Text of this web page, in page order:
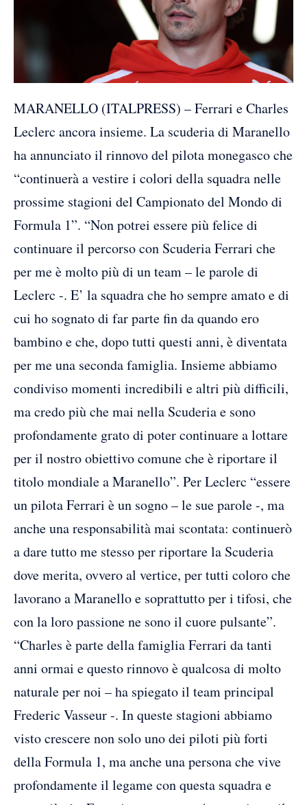
MARANELLO (ITALPRESS) – Ferrari e Charles
Leclerc ancora insieme. La scuderia di Maranello
ha annunciato il rinnovo del pilota monegasco che
“continuerà a vestire i colori della squadra nelle
prossime stagioni del Campionato del Mondo di
Formula 1”. “Non potrei essere più felice di
continuare il percorso con Scuderia Ferrari che
per me è molto più di un team – le parole di
Leclerc -. E’ la squadra che ho sempre amato e di
cui ho sognato di far parte fin da quando ero
bambino e che, dopo tutti questi anni, è diventata
per me una seconda famiglia. Insieme abbiamo
condiviso momenti incredibili e altri più difficili,
ma credo più che mai nella Scuderia e sono
profondamente grato di poter continuare a lottare
per il nostro obiettivo comune che è riportare il
titolo mondiale a Maranello”. Per Leclerc “essere
un pilota Ferrari è un sogno – le sue parole -, ma
anche una responsabilità mai scontata: continuerò
a dare tutto me stesso per riportare la Scuderia
dove merita, ovvero al vertice, per tutti coloro che
lavorano a Maranello e soprattutto per i tifosi, che
con la loro passione ne sono il cuore pulsante”.
“Charles è parte della famiglia Ferrari da tanti
anni ormai e questo rinnovo è qualcosa di molto
naturale per noi – ha spiegato il team principal
Frederic Vasseur -. In queste stagioni abbiamo
visto crescere non solo uno dei piloti più forti
della Formula 1, ma anche una persona che vive
profondamente il legame con questa squadra e